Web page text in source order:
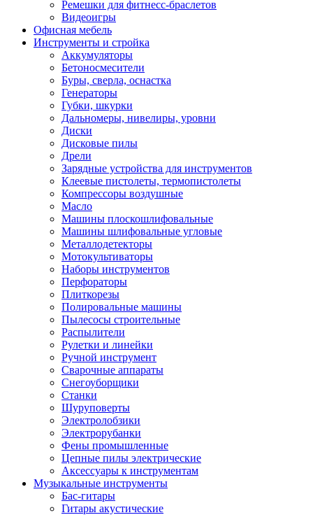
Ремешки для фитнесс-браслетов
Видеоигры
Офисная мебель
Инструменты и стройка
Аккумуляторы
Бетоносмесители
Буры, сверла, оснастка
Генераторы
Губки, шкурки
Дальномеры, нивелиры, уровни
Диски
Дисковые пилы
Дрели
Зарядные устройства для инструментов
Клеевые пистолеты, термопистолеты
Компрессоры воздушные
Масло
Машины плоскошлифовальные
Машины шлифовальные угловые
Металлодетекторы
Мотокультиваторы
Наборы инструментов
Перфораторы
Плиткорезы
Полировальные машины
Пылесосы строительные
Распылители
Рулетки и линейки
Ручной инструмент
Сварочные аппараты
Снегоуборщики
Станки
Шуруповерты
Электролобзики
Электрорубанки
Фены промышленные
Цепные пилы электрические
Аксессуары к инструментам
Музыкальные инструменты
Бас-гитары
Гитары акустические